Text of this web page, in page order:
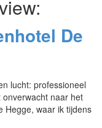
De
lucht: professioneel
naar het
Hegge, waar ik tijdens